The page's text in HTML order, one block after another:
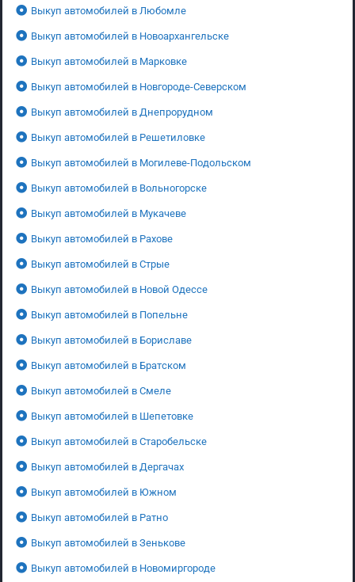
Выкуп автомобилей в Любомле
Выкуп автомобилей в Новоархангельске
Выкуп автомобилей в Марковке
Выкуп автомобилей в Новгороде-Северском
Выкуп автомобилей в Днепрорудном
Выкуп автомобилей в Решетиловке
Выкуп автомобилей в Могилеве-Подольском
Выкуп автомобилей в Вольногорске
Выкуп автомобилей в Мукачеве
Выкуп автомобилей в Рахове
Выкуп автомобилей в Стрые
Выкуп автомобилей в Новой Одессе
Выкуп автомобилей в Попельне
Выкуп автомобилей в Бориславе
Выкуп автомобилей в Братском
Выкуп автомобилей в Смеле
Выкуп автомобилей в Шепетовке
Выкуп автомобилей в Старобельске
Выкуп автомобилей в Дергачах
Выкуп автомобилей в Южном
Выкуп автомобилей в Ратно
Выкуп автомобилей в Зенькове
Выкуп автомобилей в Новомиргороде